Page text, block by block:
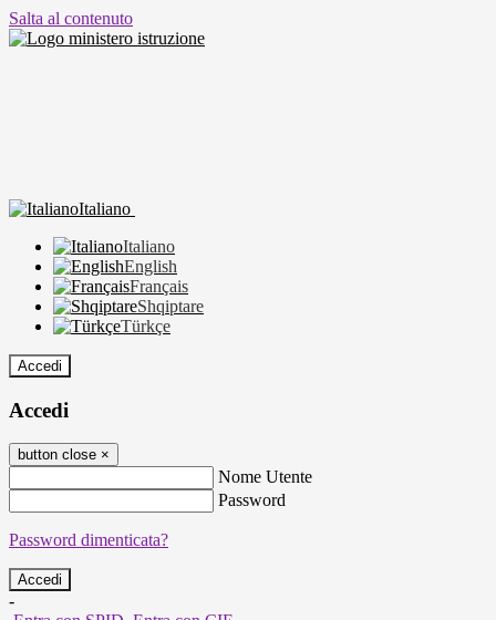
Salta al contenuto
Italiano
Italiano
English
Français
Shqiptare
Türkçe
Accedi
Accedi
button close ×
Nome Utente
Password
Password dimenticata?
-